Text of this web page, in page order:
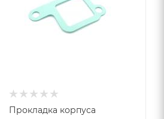
Прокладка корпуса